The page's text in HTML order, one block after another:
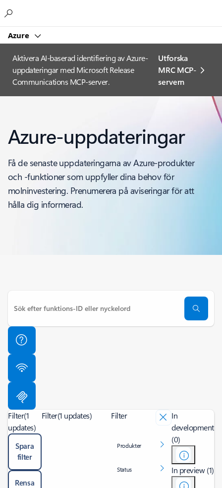
Azure
Aktivera AI-baserad identifiering av Azure-
uppdateringar med Microsoft Release
Communications MCP-server.
Utforska
MRC MCP-
servern
Azure-uppdateringar
Få de senaste uppdateringarna av Azure-produkter
och -funktioner som uppfyller dina behov för
molninvestering. Prenumerera på aviseringar för att
hålla dig informerad.
Filter(1
updates)
Spara
filter
Rensa
Filter(1 updates) Filter
Produkter
Status
In
development
(0)
In preview (1)